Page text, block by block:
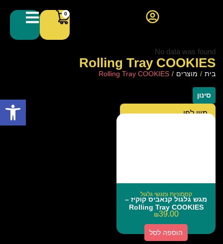
0
No data was found
Rolling Tray COOKIES
בית / מוצרים /
Rolling Tray COOKIES
סינון
קססוניות ומגשי גלגול
מגש גלגול קנאביס קוקיז –
Rolling Tray COOKIES
₪39.00
הוספה לסל
פתח